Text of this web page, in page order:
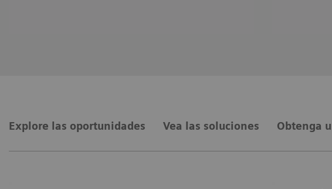
Explore las oportunidades Vea las soluciones Obtenga